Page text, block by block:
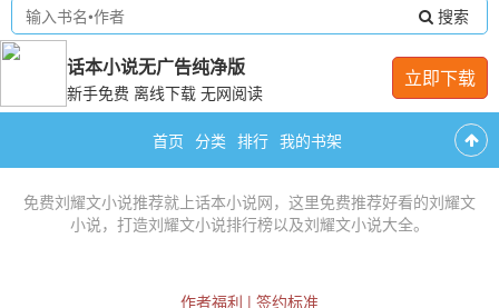
搜索
话本小说无广告纯净版
新手免费 离线下载 无网阅读
立即下载
首页 分类 排行 我的书架
免费刘耀文小说推荐就上话本小说网，这里免费推荐好看的刘耀文
小说，打造刘耀文小说排行榜以及刘耀文小说大全。
作者福利 | 签约标准